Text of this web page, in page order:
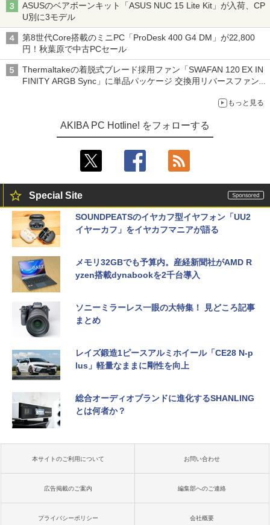
ASUSのベアボーンキット「ASUS NUC 15 Lite Kit」が入荷、CP
U別に3モデル
第8世代Core搭載のミニPC「ProDesk 400 G4 DM」が22,800
円！秋葉原で中古PCセール
Thermaltakeの着脱式ブレード採用ファン「SWAFAN 120 EX IN
FINITY ARGB Sync」に単品パッケージ 交換用リバースファン
もっと見る
AKIBA PC Hotline! をフォローする
Special Site
SOUNDPEATSのイヤカフ型イヤフォン「UU2
イヤーカフ」をイヤカフマニアが語る
メモリ32GBでも予算内。産経新聞社がAMD R
yzen搭載dynabookを2千台導入
ソニーミラーレス一眼の大特集！ 見どころ記事
まとめ
レイズ鍛造1ピースアルミホイール「CE28 N-p
lus」軽量なままに剛性を向上
総合オーディオブランドに進化するSHANLING
とは何者か？
本サイトのご利用について お問い合わせ
広告掲載のご案内 編集部へのご連絡
プライバシーポリシー 会社概要